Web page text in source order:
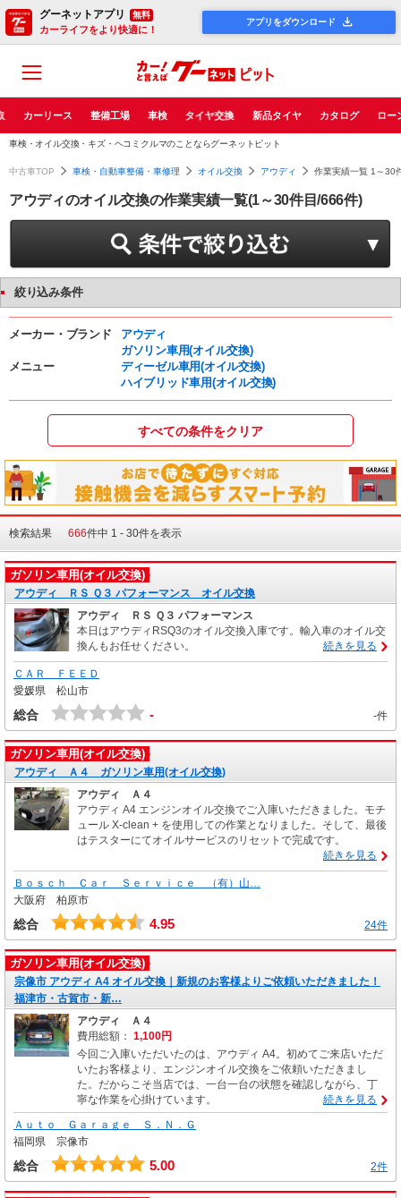
グーネットアプリ 無料
カーライフをより快適に！
アプリをダウンロード
カーリース 整備工場 車検 タイヤ交換 新品タイヤ カタログ ロー
車検・オイル交換・キズ・ヘコミクルマのことならグーネットピット
中古車TOP 車検・自動車整備・車修理 オイル交換 アウディ 作業実績一覧 1～30
アウディのオイル交換の作業実績一覧(1～30件目/666件)
絞り込み条件
メーカー・ブランド アウディ
メニュー
ガソリン車用(オイル交換)
ディーゼル車用(オイル交換)
ハイブリッド車用(オイル交換)
検索結果 666件中 1 - 30件を表示
ガソリン車用(オイル交換)
アウディ ＲＳ Ｑ３ パフォーマンス オイル交換
アウディ ＲＳ Ｑ３ パフォーマンス
本日はアウディRSQ3のオイル交換入庫です。輸入車のオイル交
換んもお任せください。
続きを見る
ＣＡＲ ＦＥＥＤ
愛媛県 松山市
総合 - -件
ガソリン車用(オイル交換)
アウディ Ａ４ ガソリン車用(オイル交換)
アウディ Ａ４
アウディ A4 エンジンオイル交換でご入庫いただきました。モチ
ュール X-clean + を使用しての作業となりました。そして、最後
はテスターにてオイルサービスのリセットで完成です。
続きを見る
Ｂｏｓｃｈ Ｃａｒ Ｓｅｒｖｉｃｅ （有）山…
大阪府 柏原市
総合 4.95 24件
ガソリン車用(オイル交換)
宗像市 アウディ A4 オイル交換｜新規のお客様よりご依頼いただきました！
福津市・古賀市・新…
アウディ Ａ４
費用総額： 1,100円
今回ご入庫いただいたのは、アウディ A4。初めてご来店いただ
いたお客様より、エンジンオイル交換をご依頼いただきまし
た。だからこそ当店では、一台一台の状態を確認しながら、丁
寧な作業を心掛けています。
続きを見る
Ａｕｔｏ Ｇａｒａｇｅ Ｓ．Ｎ．Ｇ
福岡県 宗像市
総合 5.00 2件